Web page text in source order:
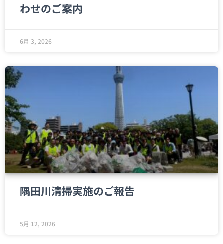
わせのご案内
6月 3, 2026
隅田川清掃実施のご報告
5月 12, 2026